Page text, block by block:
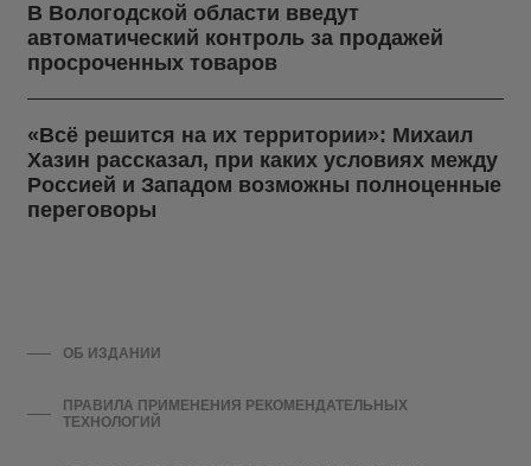
В Вологодской области введут
автоматический контроль за продажей
просроченных товаров
«Всё решится на их территории»: Михаил
Хазин рассказал, при каких условиях между
Россией и Западом возможны полноценные
переговоры
ОБ ИЗДАНИИ
ПРАВИЛА ПРИМЕНЕНИЯ РЕКОМЕНДАТЕЛЬНЫХ
ТЕХНОЛОГИЙ